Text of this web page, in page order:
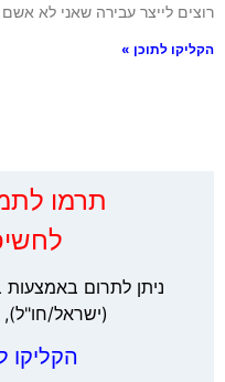
לייצר עבירה שאני לא אשם
לתוכן »
‏תרמו
ניתן לתרום באמצעות
(ישראל/חו"ל),
הקליקו